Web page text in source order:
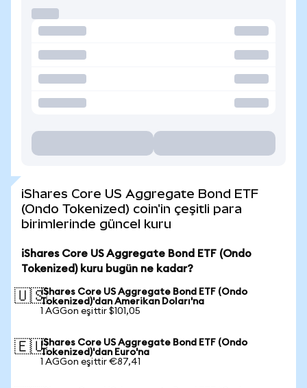
iShares Core US Aggregate Bond ETF
(Ondo Tokenized) coin'in çeşitli para
birimlerinde güncel kuru
iShares Core US Aggregate Bond ETF (Ondo
Tokenized) kuru bugün ne kadar?
🇺🇸iShares Core US Aggregate Bond ETF (Ondo
Tokenized)'dan Amerikan Doları'na
1 AGGon eşittir $101,05
🇪🇺iShares Core US Aggregate Bond ETF (Ondo
Tokenized)'dan Euro'na
1 AGGon eşittir €87,41